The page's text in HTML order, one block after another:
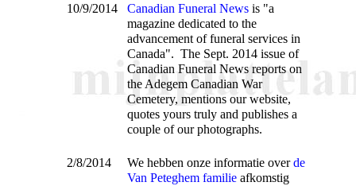
10/9/2014 Canadian Funeral Newsis "a
magazine dedicated to the
advancement of funeral services in
Canada". The Sept. 2014 issue of
Canadian Funeral News reports on
the Adegem Canadian War
Cemetery, mentions our website,
quotes yours truly and publishes a
couple of our photographs.
2/8/2014 We hebben onze informatie overde
Van Peteghem familieafkomstig